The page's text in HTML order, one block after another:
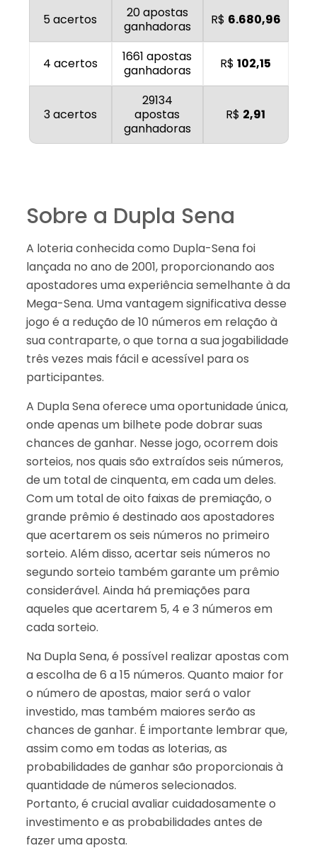
5 acertos
20 apostas
ganhadoras
R$ 6.680,96
4 acertos
1661 apostas
ganhadoras
R$ 102,15
3 acertos
29134
apostas
ganhadoras
R$ 2,91
Sobre a Dupla Sena
A loteria conhecida como Dupla-Sena foi
lançada no ano de 2001, proporcionando aos
apostadores uma experiência semelhante à da
Mega-Sena. Uma vantagem significativa desse
jogo é a redução de 10 números em relação à
sua contraparte, o que torna a sua jogabilidade
três vezes mais fácil e acessível para os
participantes.
A Dupla Sena oferece uma oportunidade única,
onde apenas um bilhete pode dobrar suas
chances de ganhar. Nesse jogo, ocorrem dois
sorteios, nos quais são extraídos seis números,
de um total de cinquenta, em cada um deles.
Com um total de oito faixas de premiação, o
grande prêmio é destinado aos apostadores
que acertarem os seis números no primeiro
sorteio. Além disso, acertar seis números no
segundo sorteio também garante um prêmio
considerável. Ainda há premiações para
aqueles que acertarem 5, 4 e 3 números em
cada sorteio.
Na Dupla Sena, é possível realizar apostas com
a escolha de 6 a 15 números. Quanto maior for
o número de apostas, maior será o valor
investido, mas também maiores serão as
chances de ganhar. É importante lembrar que,
assim como em todas as loterias, as
probabilidades de ganhar são proporcionais à
quantidade de números selecionados.
Portanto, é crucial avaliar cuidadosamente o
investimento e as probabilidades antes de
fazer uma aposta.